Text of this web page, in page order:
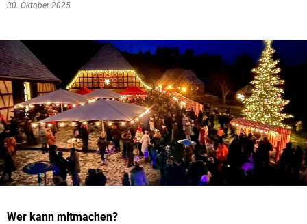
30. Oktober 2025
Wer kann mitmachen?